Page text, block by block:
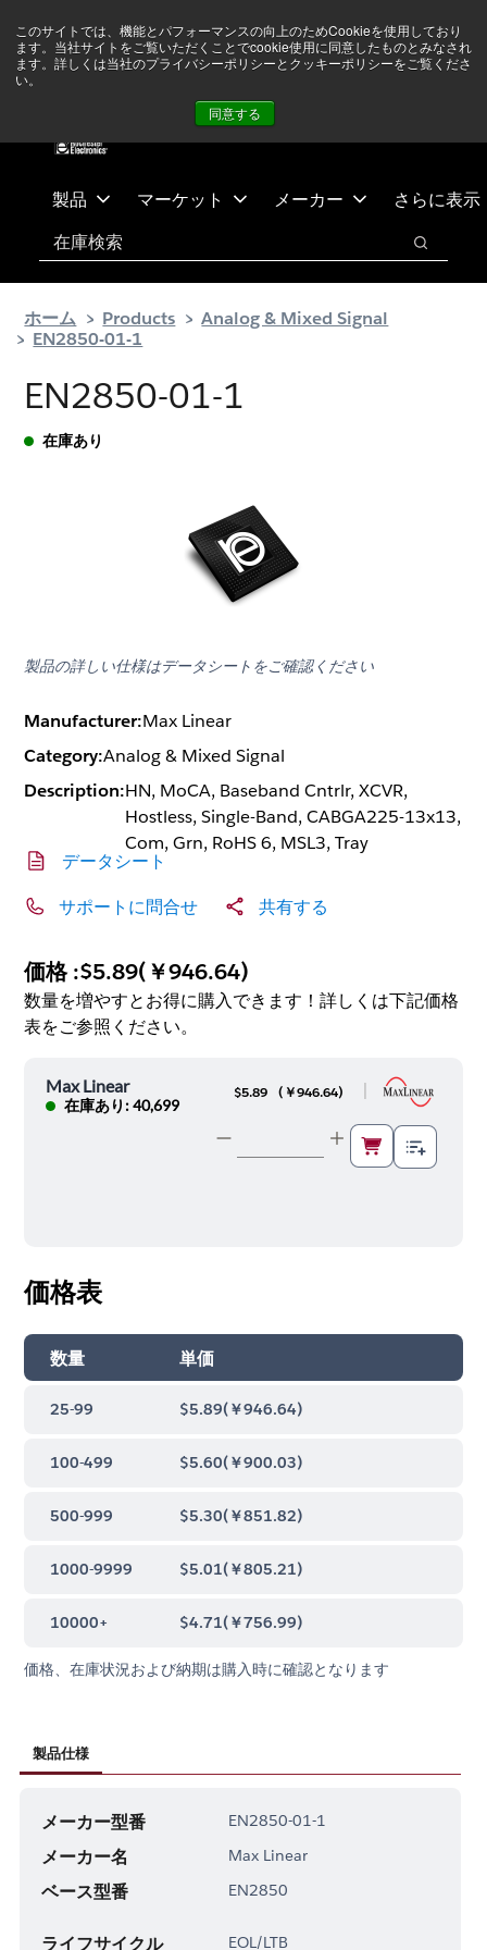
このサイトでは、機能とパフォーマンスの向上のためCookieを使用しており
ます。当社サイトをご覧いただくことでcookie使用に同意したものとみなされ
ます。詳しくは当社のプライバシーポリシーとクッキーポリシーをご覧くださ
い。
同意する
テ
ス
ありません 詳しい情報はこちら➜
製品 マーケット メーカー さらに表示
検索
検索
ホーム Products
Analog & Mixed Signal
EN2850-01-1
EN2850-01-1
在庫あり
製品の詳しい仕様はデータシートをご確認ください
Manufacturer:Max Linear
Category:Analog & Mixed Signal
Description:HN, MoCA, Baseband Cntrlr, XCVR,
Hostless, Single-Band, CABGA225-13x13,
Com, Grn, RoHS 6, MSL3, Tray
データシート
サポートに問合せ 共有する
価格 :$5.89(￥946.64)
数量を増やすとお得に購入できます！詳しくは下記価格
表をご参照ください。
Max Linear
在庫あり: 40,699
$5.89 ( ￥946.64)
価格表
数量 単価
25-99 $5.89(￥946.64)
100-499 $5.60(￥900.03)
500-999 $5.30(￥851.82)
1000-9999 $5.01(￥805.21)
10000+ $4.71(￥756.99)
価格、在庫状況および納期は購入時に確認となります
製品仕様
メーカー型番 EN2850-01-1
メーカー名 Max Linear
ベース型番 EN2850
ライフサイクル EOL/LTB